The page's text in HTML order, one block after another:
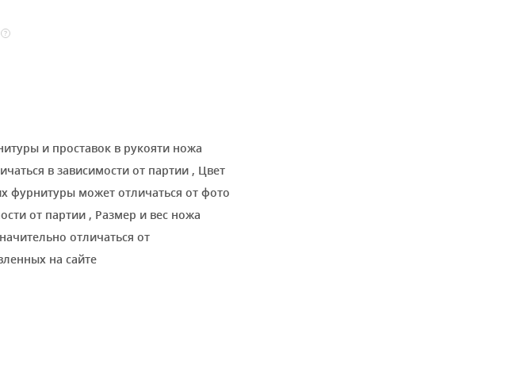
?
и проставок в рукояти ножа
в зависимости от партии , Цвет
фурнитуры может отличаться от фото
от партии , Размер и вес ножа
отличаться от
на сайте